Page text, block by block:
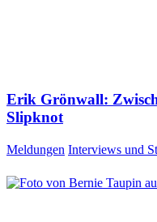
Erik Grönwall:
Slipknot
Meldungen Interviews und